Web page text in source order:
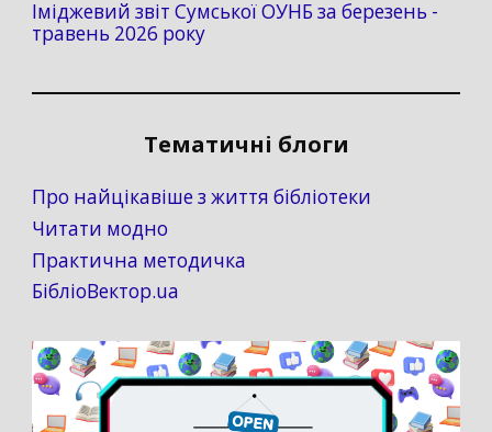
Іміджевий звіт Сумської ОУНБ за березень -
травень 2026 року
Тематичні блоги
Про найцікавіше з життя бібліотеки
Читати модно
Практична методичка
БібліоВектор.ua